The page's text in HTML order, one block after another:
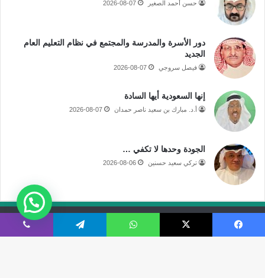
حسن أحمد الصغير 2026-08-07
دور الأسرة والمدرسة والمجتمع في نظام التعليم العام
الجديد
فيصل سروجي 2026-08-07
إنها السعودية أيها السادة
أ.د. مبارك بن سعيد ناصر حمدان 2026-08-07
الجودة وحدها لا تكفي …
تركي سعيد حسنين 2026-08-06
جميع الحقوق محفوظة لموقع صحيفة مكة الإلكترونية
فيسبوك ‫X واتساب تيلقرام ڤايبر